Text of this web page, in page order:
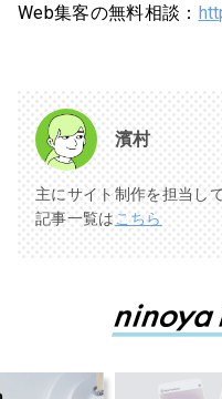
Web集客の無料相談：
濱村
主にサイト制作を担当し
記事一覧はこちら